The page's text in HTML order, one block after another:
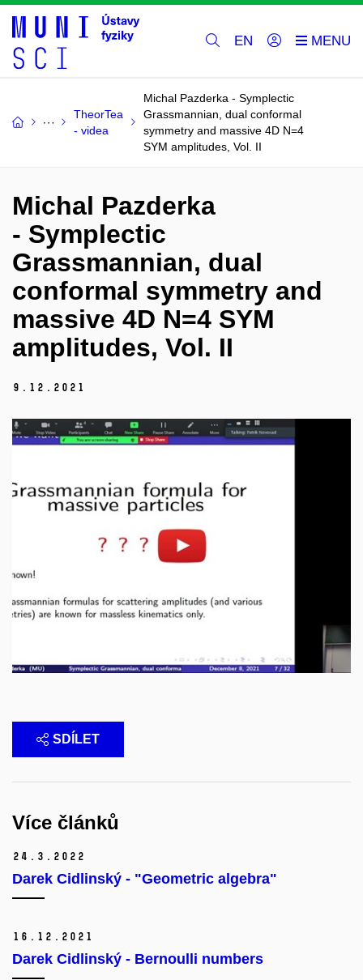
EN
TheorTea
- videa
Michal Pazderka - Symplectic
Grassmannian, dual conformal
symmetry and massive 4D N=4
SYM amplitudes, Vol. II
Michal Pazderka
- Symplectic
Grassmannian, dual
conformal symmetry and
massive 4D N=4 SYM
amplitudes, Vol. II
9. 12. 2021
Povolit cookies a přehrát
SDÍLET
Více článků
24. 3. 2022
Darek Cidlinský - "Geometric algebra"
16. 12. 2021
Darek Cidlinský - Bernoulli numbers